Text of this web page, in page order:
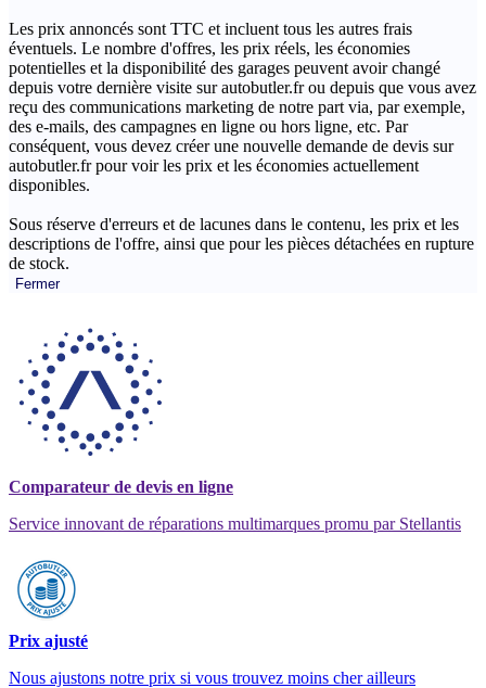
Les prix annoncés sont TTC et incluent tous les autres frais
éventuels. Le nombre d'offres, les prix réels, les économies
potentielles et la disponibilité des garages peuvent avoir changé
depuis votre dernière visite sur autobutler.fr ou depuis que vous avez
reçu des communications marketing de notre part via, par exemple,
des e-mails, des campagnes en ligne ou hors ligne, etc. Par
conséquent, vous devez créer une nouvelle demande de devis sur
autobutler.fr pour voir les prix et les économies actuellement
disponibles.
Sous réserve d'erreurs et de lacunes dans le contenu, les prix et les
descriptions de l'offre, ainsi que pour les pièces détachées en rupture
de stock.
Fermer
Comparateur de devis en ligne
Service innovant de réparations multimarques promu par Stellantis
Prix ajusté
Nous ajustons notre prix si vous trouvez moins cher ailleurs